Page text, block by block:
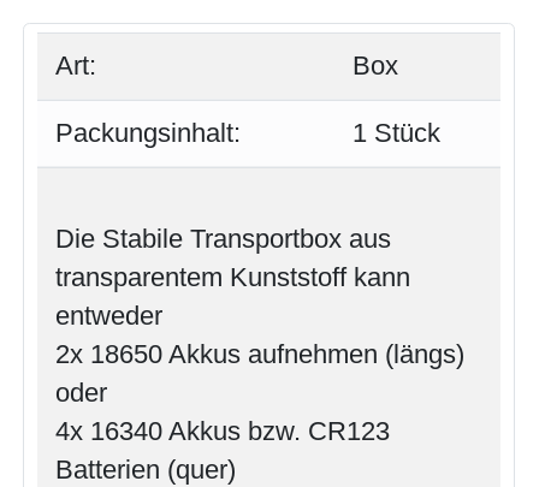
Art: Box
Packungsinhalt: 1 Stück
Die Stabile Transportbox aus
transparentem Kunststoff kann
entweder
2x 18650 Akkus aufnehmen (längs)
oder
4x 16340 Akkus bzw. CR123
Batterien (quer)